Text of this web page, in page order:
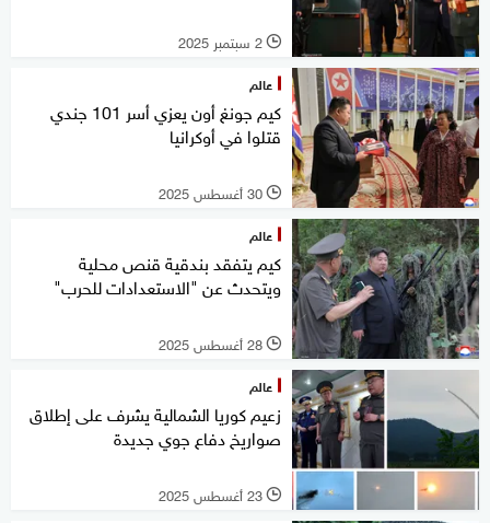
l 2 سبتمبر 2025
عالم
كيم جونغ أون يعزي أسر 101 جندي
قتلوا في أوكرانيا
l 30 أغسطس 2025
عالم
كيم يتفقد بندقية قنص محلية
ويتحدث عن "الاستعدادات للحرب"
l 28 أغسطس 2025
عالم
زعيم كوريا الشمالية يشرف على إطلاق
صواريخ دفاع جوي جديدة
l 23 أغسطس 2025